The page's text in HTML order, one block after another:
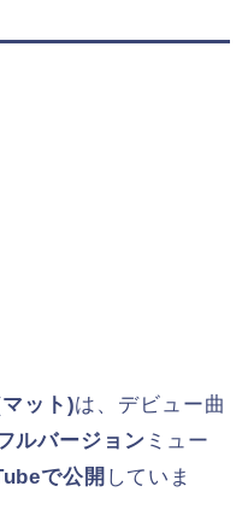
ット)は、デビュー曲
ルバージョン ミュー
で公開 していま